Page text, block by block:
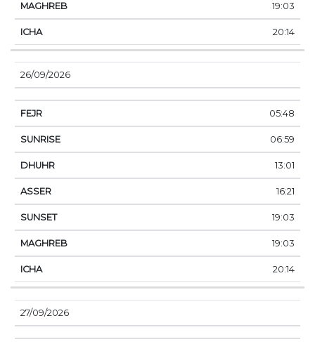
19:03
20:14
26/09/2026
05:48
06:59
13:01
16:21
19:03
19:03
20:14
27/09/2026